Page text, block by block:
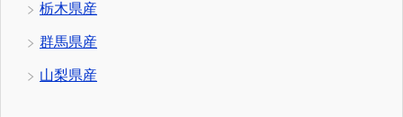
栃木県産
群馬県産
山梨県産